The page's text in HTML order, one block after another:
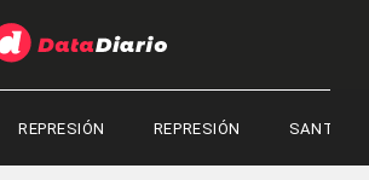
REPRESIÓN REPRESIÓN SANTIAGO